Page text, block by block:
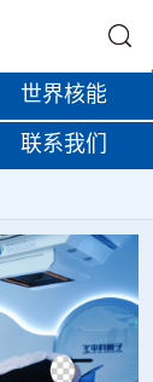
世界核能
联系我们